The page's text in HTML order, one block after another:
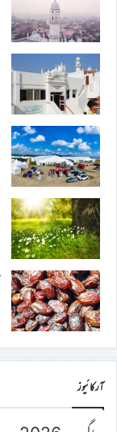
آرکائیوز